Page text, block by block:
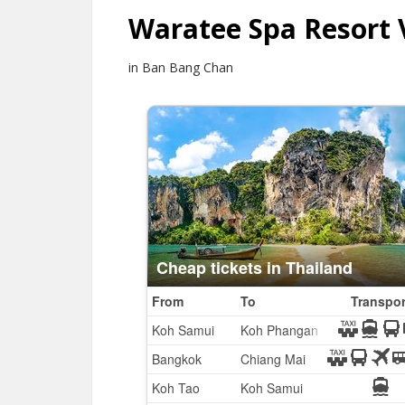
Waratee Spa Resort
in Ban Bang Chan